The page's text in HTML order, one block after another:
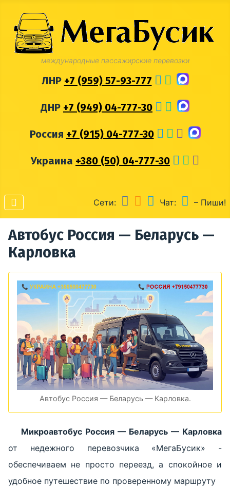
международные пассажирские перевозки
ЛНР +7 (959) 57-93-777
ДНР +7 (949) 04-777-30
Россия +7 (915) 04-777-30
Украина +380 (50) 04-777-30
Сети: Чат: – Пиши!
Автобус Россия — Беларусь —
Карловка
Автобус Россия — Беларусь — Карловка.
Микроавтобус Россия — Беларусь — Карловка
от недежного перевозчика «МегаБусик» -
обеспечиваем не просто переезд, а спокойное и
удобное путешествие по проверенному маршруту